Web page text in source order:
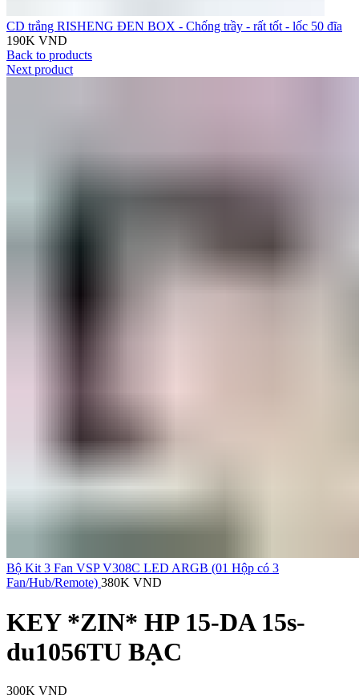
CD trắng RISHENG ĐEN BOX - Chống trầy - rất tốt - lốc 50 đĩa
190K VND
Back to products
Next product
Bộ Kit 3 Fan VSP V308C LED ARGB (01 Hộp có 3
Fan/Hub/Remote) 380K VND
KEY *ZIN* HP 15-DA 15s-
du1056TU BẠC
300K VND